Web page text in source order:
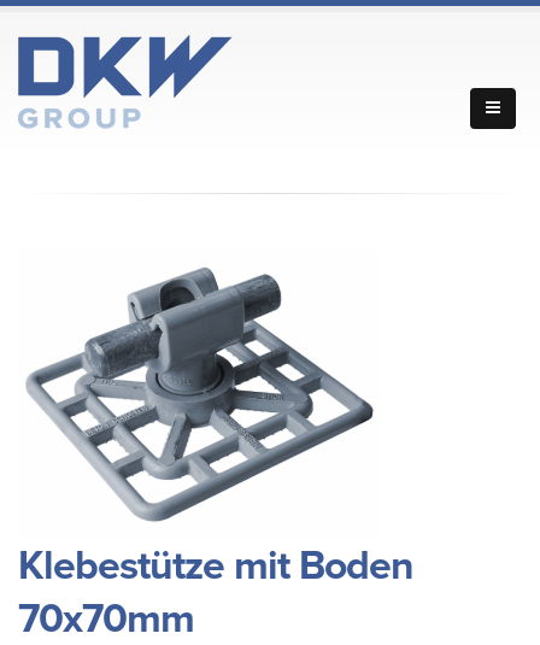
Klebestütze mit Boden
70x70mm